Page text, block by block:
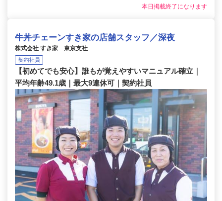
本日掲載終了になります
牛丼チェーンすき家の店舗スタッフ／深夜
株式会社 すき家 東京支社
契約社員
【初めてでも安心】誰もが覚えやすいマニュアル確立｜
平均年齢49.1歳｜最大9連休可｜契約社員